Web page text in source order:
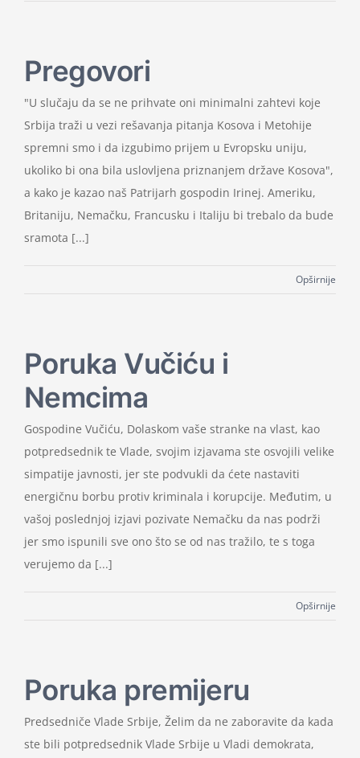
Pregovori
"U slučaju da se ne prihvate oni minimalni zahtevi koje
Srbija traži u vezi rešavanja pitanja Kosova i Metohije
spremni smo i da izgubimo prijem u Evropsku uniju,
ukoliko bi ona bila uslovljena priznanjem države Kosova",
a kako je kazao naš Patrijarh gospodin Irinej. Ameriku,
Britaniju, Nemačku, Francusku i Italiju bi trebalo da bude
sramota [...]
Opširnije
Poruka Vučiću i
Nemcima
Gospodine Vučiću, Dolaskom vaše stranke na vlast, kao
potpredsednik te Vlade, svojim izjavama ste osvojili velike
simpatije javnosti, jer ste podvukli da ćete nastaviti
energičnu borbu protiv kriminala i korupcije. Međutim, u
vašoj poslednjoj izjavi pozivate Nemačku da nas podrži
jer smo ispunili sve ono što se od nas tražilo, te s toga
verujemo da [...]
Opširnije
Poruka premijeru
Predsedniče Vlade Srbije, Želim da ne zaboravite da kada
ste bili potpredsednik Vlade Srbije u Vladi demokrata,